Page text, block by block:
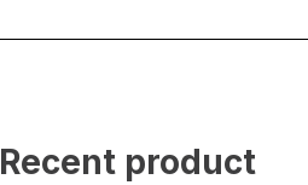
Recent product